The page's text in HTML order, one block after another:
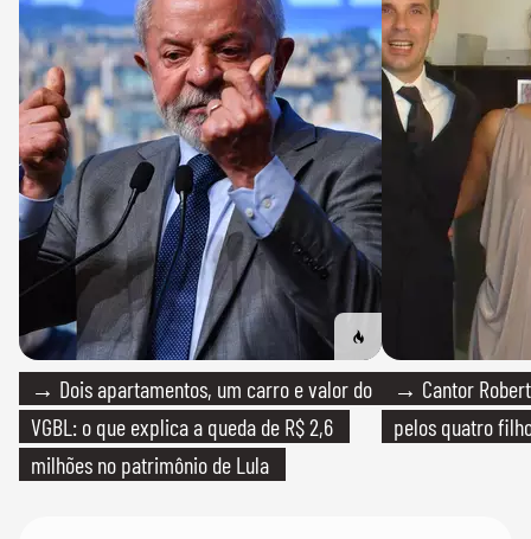
→ Dois apartamentos, um carro e valor do
VGBL: o que explica a queda de R$ 2,6
milhões no patrimônio de Lula
→ Cantor
pelos quatro